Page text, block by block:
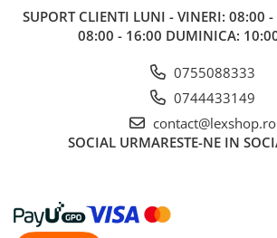
Dragon Ball
Modele Revell
D&D si Alte RPG
Manuale
SUPORT CLIENTI LUNI - VINERI: 08:00
08:00 - 16:00 DUMINICA:
0755088333
0744433149
contact@lexshop.ro
SOCIAL URMARESTE-NE IN